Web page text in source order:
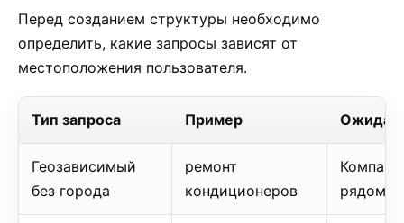
Перед созданием структуры необходимо
определить, какие запросы зависят от
местоположения пользователя.
Тип запроса Пример
Геозависимый
без города
ремонт
кондиционеров
рядом с